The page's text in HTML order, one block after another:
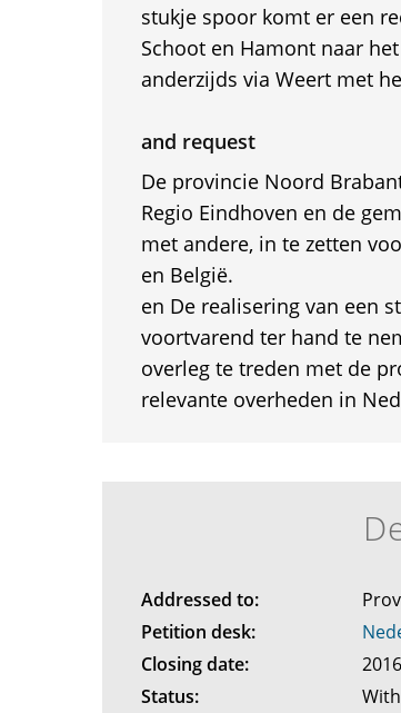
stukje spoor komt er een
Schoot en Hamont naar
anderzijds via Weert met
and request
De provincie Noord
Regio Eindhoven en de
met andere, in te zetten
en België.
en De realisering van een
voortvarend ter hand te
overleg te treden met de
relevante overheden in
Addressed to:
Petition desk:
Closing date:
Status: